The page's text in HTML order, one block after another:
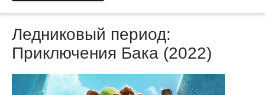
Ледниковый период:
Приключения Бака (2022)